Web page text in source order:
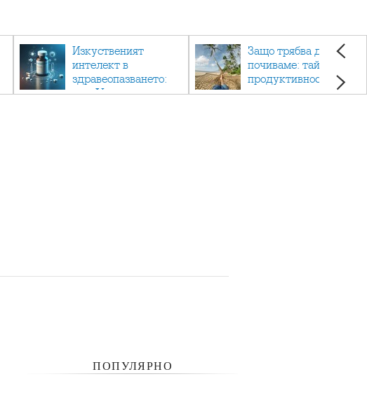
Изкуственият
интелект в
здравеопазването:
как AI променя
Защо трябва да си
почиваме: тайната на
продуктивността,
здравето и добрия
ПОПУЛЯРНО